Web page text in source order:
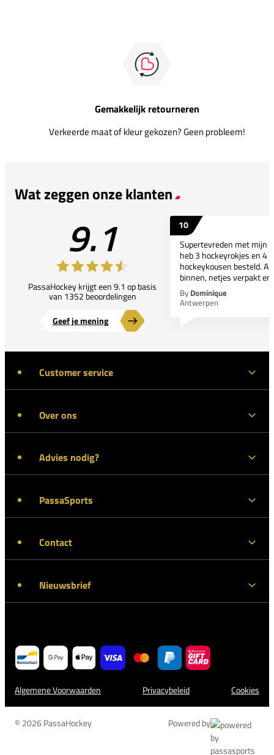
Gemakkelijk retourneren
Verkeerde maat of kleur gekozen? Geen probleem!
Wat zeggen onze klanten
9.1
PassaHockey krijgt een 9.1 op basis
van 1352 beoordelingen
Geef je mening
10
Supertevreden met mijn
heb 3 hockeyrokjes en 4
hockeykousen besteld.
binnen, netjes verpakt
By Dominique
Antwerpen
Customer service
Over ons
Advies nodig?
PassaSports
Contact
Nieuwsbrief
Algemene Voorwaarden Privacybeleid Cookies
© 2026 PassaHockey Powered by